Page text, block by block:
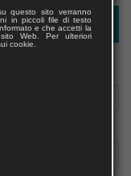
questo sito verranno
in piccoli file di testo
e che accetti la
Web. Per ulteriori
cookie.